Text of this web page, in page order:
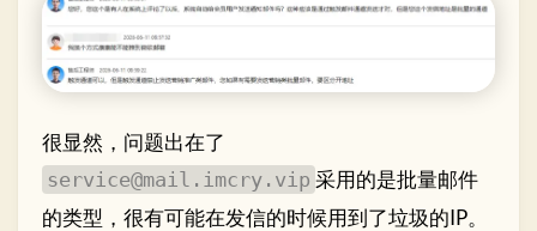
很显然，问题出在了
service@mail.imcry.vip 采用的是批量邮件
的类型，很有可能在发信的时候用到了垃圾的IP。